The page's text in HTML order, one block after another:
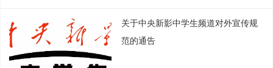
关于中央新影中学生频道对外宣传规
范的通告